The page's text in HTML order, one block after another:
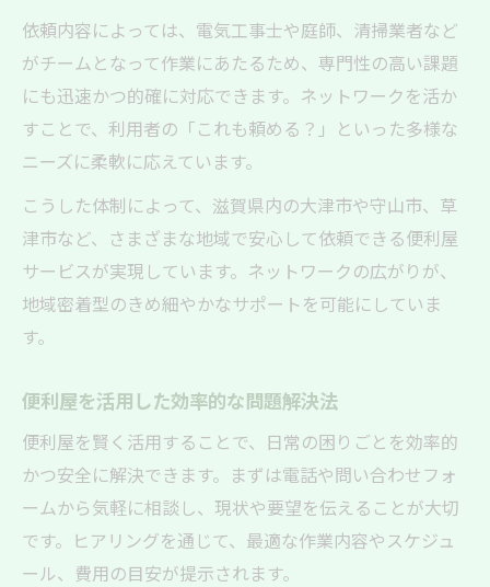
依頼内容によっては、電気工事士や庭師、清掃業者など
がチームとなって作業にあたるため、専門性の高い課題
にも迅速かつ的確に対応できます。ネットワークを活か
すことで、利用者の「これも頼める？」といった多様な
ニーズに柔軟に応えています。
こうした体制によって、滋賀県内の大津市や守山市、草
津市など、さまざまな地域で安心して依頼できる便利屋
サービスが実現しています。ネットワークの広がりが、
地域密着型のきめ細やかなサポートを可能にしていま
す。
便利屋を活用した効率的な問題解決法
便利屋を賢く活用することで、日常の困りごとを効率的
かつ安全に解決できます。まずは電話や問い合わせフォ
ームから気軽に相談し、現状や要望を伝えることが大切
です。ヒアリングを通じて、最適な作業内容やスケジュ
ール、費用の目安が提示されます。